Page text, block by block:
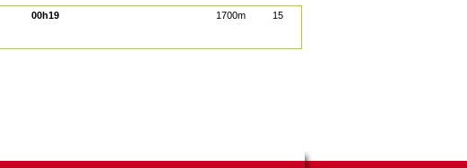
00h19 1700m 15